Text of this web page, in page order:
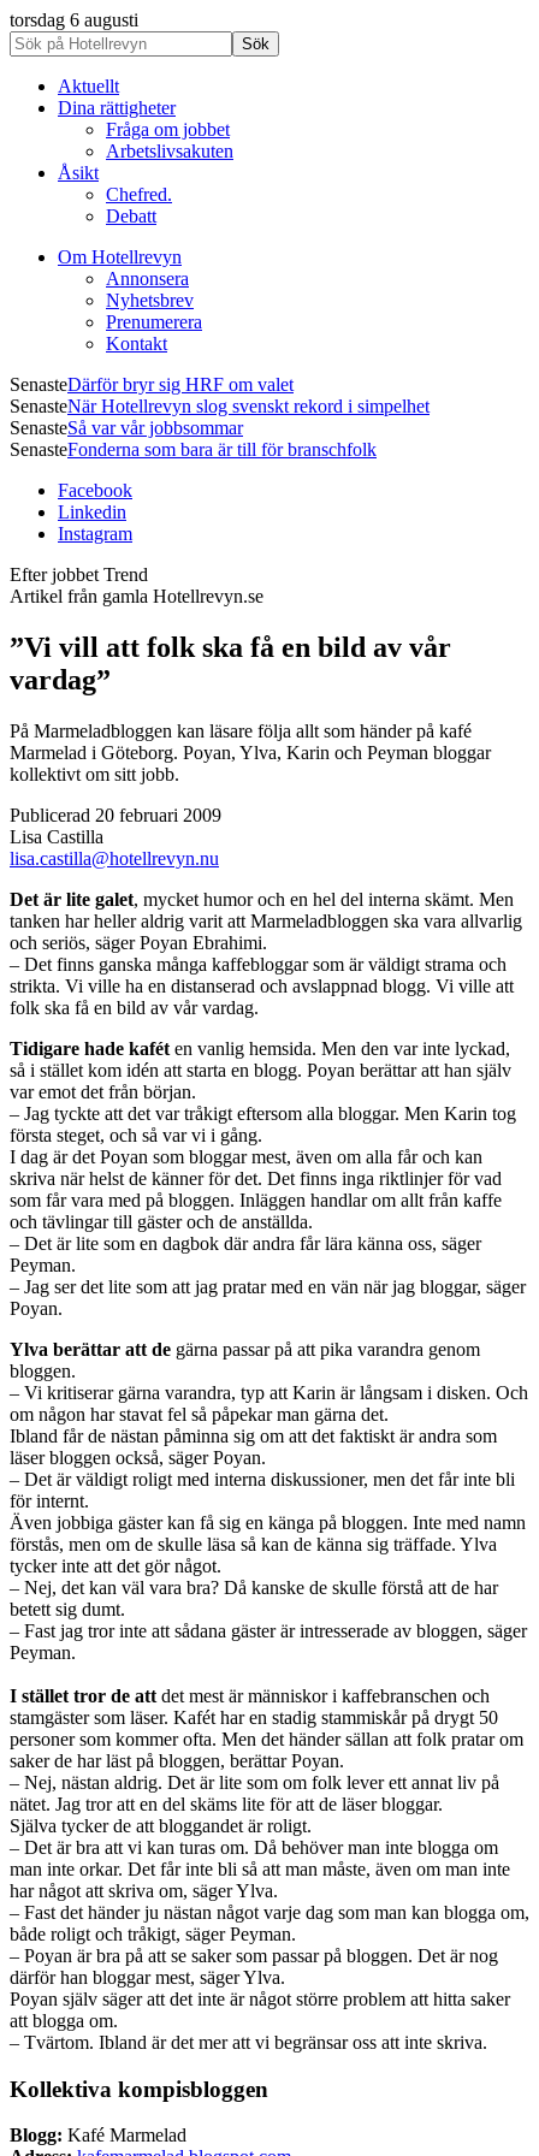
torsdag 6 augusti
Aktuellt
Dina rättigheter
Fråga om jobbet
Arbetslivsakuten
Åsikt
Chefred.
Debatt
Om Hotellrevyn
Annonsera
Nyhetsbrev
Prenumerera
Kontakt
SenasteDärför bryr sig HRF om valet
SenasteNär Hotellrevyn slog svenskt rekord i simpelhet
SenasteSå var vår jobbsommar
SenasteFonderna som bara är till för branschfolk
Facebook
Linkedin
Instagram
Efter jobbet Trend
Artikel från gamla Hotellrevyn.se
”Vi vill att folk ska få en bild av vår
vardag”
På Marmeladbloggen kan läsare följa allt som händer på kafé
Marmelad i Göteborg. Poyan, Ylva, Karin och Peyman bloggar
kollektivt om sitt jobb.
Publicerad 20 februari 2009
Lisa Castilla
lisa.castilla@hotellrevyn.nu
Det är lite galet, mycket humor och en hel del interna skämt. Men
tanken har heller aldrig varit att Marmeladbloggen ska vara allvarlig
och seriös, säger Poyan Ebrahimi.
– Det finns ganska många kaffebloggar som är väldigt strama och
strikta. Vi ville ha en distanserad och avslappnad blogg. Vi ville att
folk ska få en bild av vår vardag.
Tidigare hade kafét en vanlig hemsida. Men den var inte lyckad,
så i stället kom idén att starta en blogg. Poyan berättar att han själv
var emot det från början.
– Jag tyckte att det var tråkigt eftersom alla bloggar. Men Karin tog
första steget, och så var vi i gång.
I dag är det Poyan som bloggar mest, även om alla får och kan
skriva när helst de känner för det. Det finns inga riktlinjer för vad
som får vara med på bloggen. Inläggen handlar om allt från kaffe
och tävlingar till gäster och de anställda.
– Det är lite som en dagbok där andra får lära känna oss, säger
Peyman.
– Jag ser det lite som att jag pratar med en vän när jag bloggar, säger
Poyan.
Ylva berättar att de gärna passar på att pika varandra genom
bloggen.
– Vi kritiserar gärna varandra, typ att Karin är långsam i disken. Och
om någon har stavat fel så påpekar man gärna det.
Ibland får de nästan påminna sig om att det faktiskt är andra som
läser bloggen också, säger Poyan.
– Det är väldigt roligt med interna diskussioner, men det får inte bli
för internt.
Även jobbiga gäster kan få sig en känga på bloggen. Inte med namn
förstås, men om de skulle läsa så kan de känna sig träffade. Ylva
tycker inte att det gör något.
– Nej, det kan väl vara bra? Då kanske de skulle förstå att de har
betett sig dumt.
– Fast jag tror inte att sådana gäster är intresserade av bloggen, säger
Peyman.
I stället tror de att det mest är människor i kaffebranschen och
stamgäster som läser. Kafét har en stadig stammiskår på drygt 50
personer som kommer ofta. Men det händer sällan att folk pratar om
saker de har läst på bloggen, berättar Poyan.
– Nej, nästan aldrig. Det är lite som om folk lever ett annat liv på
nätet. Jag tror att en del skäms lite för att de läser bloggar.
Själva tycker de att bloggandet är roligt.
– Det är bra att vi kan turas om. Då behöver man inte blogga om
man inte orkar. Det får inte bli så att man måste, även om man inte
har något att skriva om, säger Ylva.
– Fast det händer ju nästan något varje dag som man kan blogga om,
både roligt och tråkigt, säger Peyman.
– Poyan är bra på att se saker som passar på bloggen. Det är nog
därför han bloggar mest, säger Ylva.
Poyan själv säger att det inte är något större problem att hitta saker
att blogga om.
– Tvärtom. Ibland är det mer att vi begränsar oss att inte skriva.
Kollektiva kompisbloggen
Blogg: Kafé Marmelad